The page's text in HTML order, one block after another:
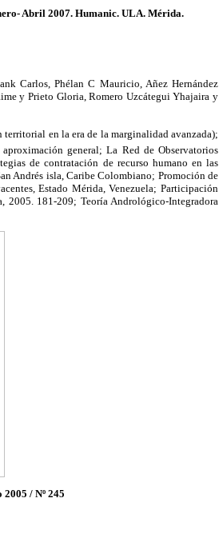
Abril 2007. Humanic. ULA. Mérida.
Carlos, Phélan C Mauricio, Añez Hernández
y Prieto Gloria, Romero Uzcátegui Yhajaira y
en la era de la marginalidad avanzada);
general; La Red de Observatorios
de contratación de recurso humano en las
Andrés isla, Caribe Colombiano; Promoción de
Estado Mérida, Venezuela; Participación
181-209; Teoría Andrológico-Integradora
/ Nº 245